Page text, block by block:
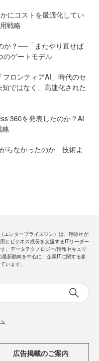
にコストを最適化してい
戦略
か？──「またやり直せば
のゲートモデル
ロンティアAI」時代のセ
ではなく、高速化された
360を発表したのか？AI
略
らなかったのか 技術よ
エンタープライズジン）は、翔泳社が
とビジネス成長を支援するITリーダー
。データテクノロジー/情報セキュリ
最新動向を中心に、企業ITに関する多
います。
広告掲載のご案内